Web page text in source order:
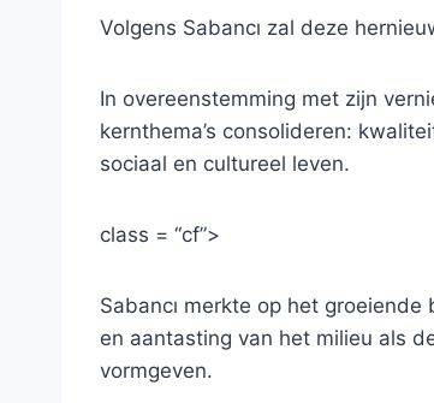
Volgens Sabancı zal deze
In overeenstemming met zijn
kernthema’s consolideren:
sociaal en cultureel leven.
class = “cf”>
Sabancı merkte op het
en aantasting van het milieu als
vormgeven.